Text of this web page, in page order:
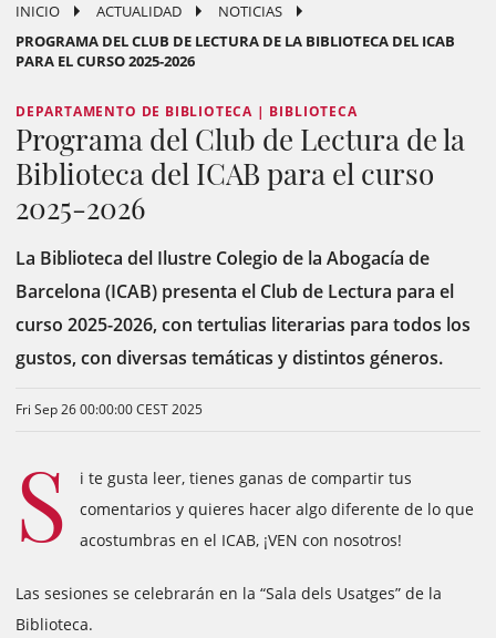
INICIO ACTUALIDAD
NOTICIAS
PROGRAMA DEL CLUB DE LECTURA DE LA BIBLIOTECA DEL ICAB
PARA EL CURSO 2025-2026
DEPARTAMENTO DE BIBLIOTECA | BIBLIOTECA
Programa del Club de Lectura de la
Biblioteca del ICAB para el curso
2025-2026
La Biblioteca del Ilustre Colegio de la Abogacía de
Barcelona (ICAB) presenta el Club de Lectura para el
curso 2025-2026, con tertulias literarias para todos los
gustos, con diversas temáticas y distintos géneros.
Fri Sep 26 00:00:00 CEST 2025
S
i te gusta leer, tienes ganas de compartir tus
comentarios y quieres hacer algo diferente de lo que
acostumbras en el ICAB, ¡VEN con nosotros!
Las sesiones se celebrarán en la “Sala dels Usatges” de la
Biblioteca.